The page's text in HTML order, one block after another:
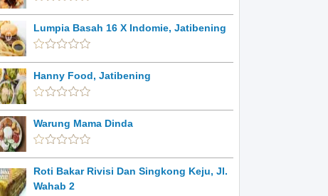
Lumpia Basah 16 X Indomie, Jatibening
Hanny Food, Jatibening
Warung Mama Dinda
Roti Bakar Rivisi Dan Singkong Keju, Jl.
Wahab 2